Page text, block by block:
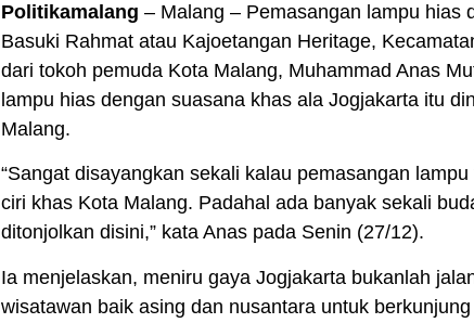
Politikamalang – Malang – Pemasangan lampu hias
Basuki Rahmat atau Kajoetangan Heritage,
dari tokoh pemuda Kota Malang, Muhammad Anas
lampu hias dengan suasana khas ala Jogjakarta itu
Malang.
“Sangat disayangkan sekali kalau pemasangan
ciri khas Kota Malang. Padahal ada banyak sekali
ditonjolkan disini,” kata Anas pada Senin (27/12).
Ia menjelaskan, meniru gaya Jogjakarta bukanlah
wisatawan baik asing dan nusantara untuk